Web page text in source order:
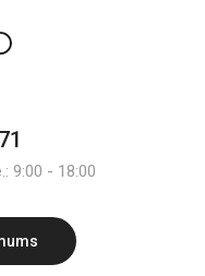
9:00 - 18:00